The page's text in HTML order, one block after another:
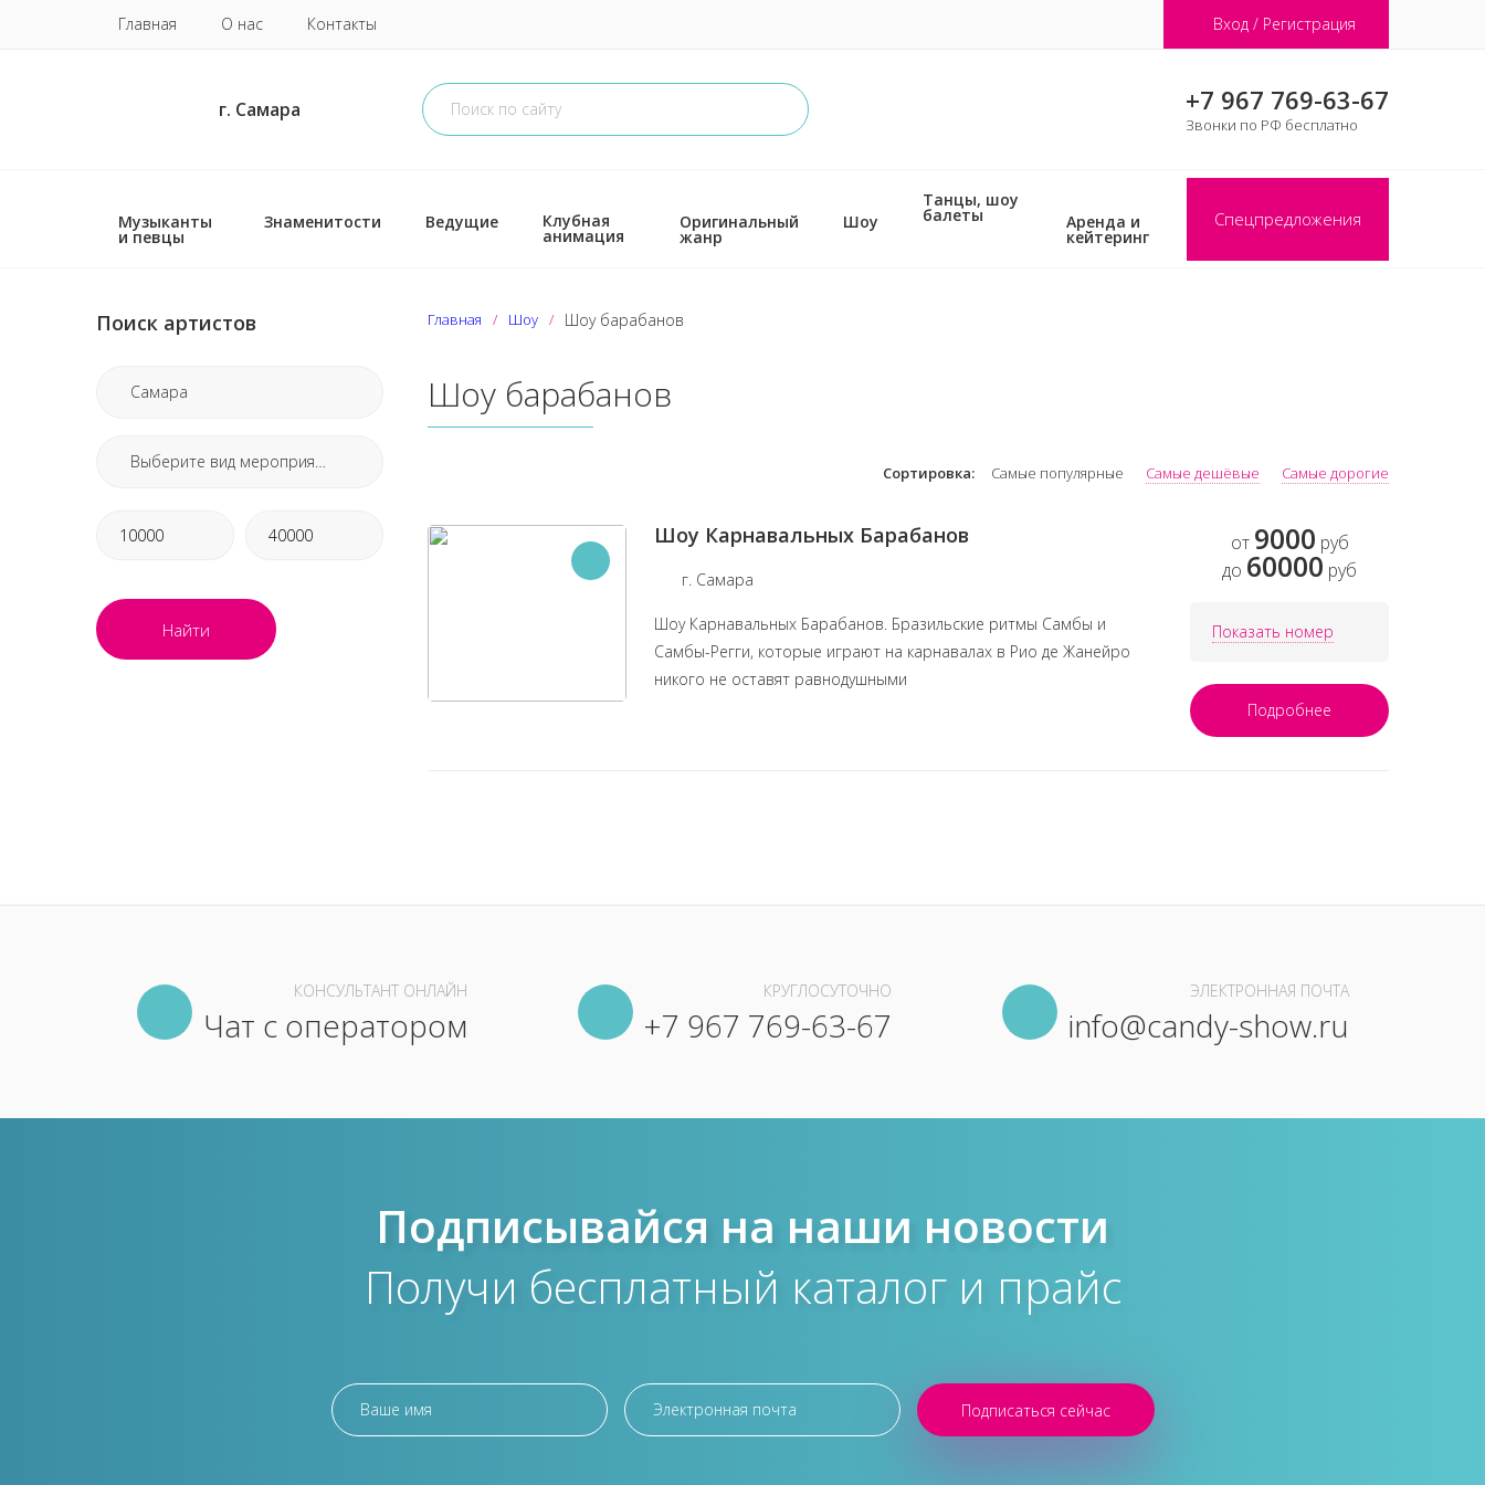
Главная О нас Контакты Вход / Регистрация
г. Самара +7 967 769-63-67
Звонки по РФ бесплатно
Музыканты
и певцы
Знаменитости Ведущие Клубная
анимация
Оригинальный
жанр
Шоу
Танцы, шоу
балеты Аренда и
кейтеринг
Спецпредложения
Поиск артистов
Самара
Выберите вид мероприятия
Найти
Главная Шоу Шоу барабанов
Шоу барабанов
Сортировка: Самые популярные Самые дешёвые Самые дорогие
Шоу Карнавальных Барабанов
г. Самара
Шоу Карнавальных Барабанов. Бразильские ритмы Самбы и
Самбы-Регги, которые играют на карнавалах в Рио де Жанейро
никого не оставят равнодушными
от 9000 руб
до 60000 руб
Показать номер
Подробнее
КОНСУЛЬТАНТ ОНЛАЙН
Чат с оператором
КРУГЛОСУТОЧНО
+7 967 769-63-67
ЭЛЕКТРОННАЯ ПОЧТА
info@candy-show.ru
Подписывайся на наши новости
Получи бесплатный каталог и прайс
Подписаться сейчас